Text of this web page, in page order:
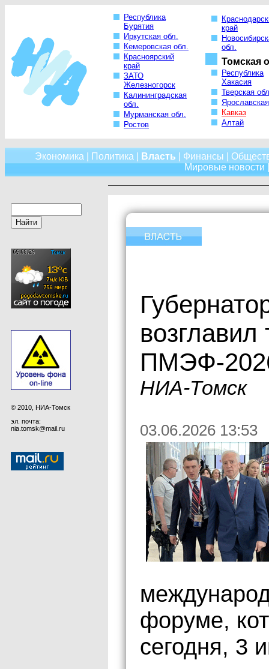
Республика
Бурятия
Иркутская обл.
Кемеровская обл.
Красноярский
край
ЗАТО
Железногорск
Калининградская
обл.
Мурманская обл.
Ростов
край
обл.
Томская
Республика
Хакасия
Тверская
Кавказ
Алтай
Экономика Политика Власть Финансы
Мировые новости
© 2010, НИА-Томск
эл. почта:
nia.tomsk@mail.ru
ПМЭФ-
НИА-Томск
03.06.2026 13:53
форуме,
сегодня, 3